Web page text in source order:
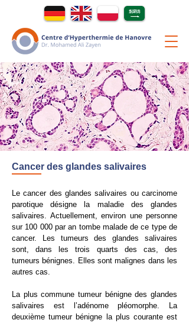
Cancer des glandes salivaires
Le cancer des glandes salivaires ou carcinome
parotique désigne la maladie des glandes
salivaires. Actuellement, environ une personne
sur 100 000 par an tombe malade de ce type de
cancer. Les tumeurs des glandes salivaires
sont, dans les trois quarts des cas, des
tumeurs bénignes. Elles sont malignes dans les
autres cas.
La plus commune tumeur bénigne des glandes
salivaires est l’adénome pléomorphe. La
deuxième tumeur bénigne la plus courante est